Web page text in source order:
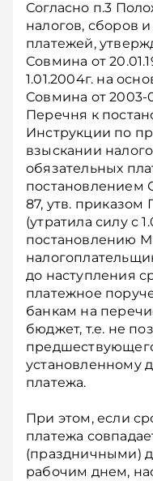
Согласно п.3
налогов, сборов
платежей,
Совмина от
1.01.2004г. на
Совмина от 2003-
Перечня к
Инструкции по
взыскании
обязательных
постановлением
87, утв. приказом
(утратила силу с
постановлению
до наступления
платежное
банкам на
бюджет, т.е. не
установленному
платежа.
При этом, если
платежа
(праздничными)
рабочим днем,